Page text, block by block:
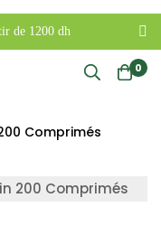
de 1200 dh
0
Comprimés